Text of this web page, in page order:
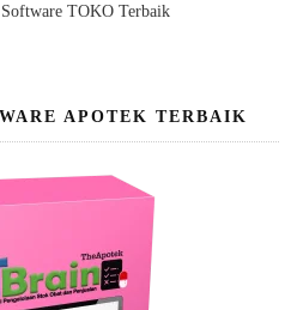
TOKO Terbaik
APOTEK TERBAIK